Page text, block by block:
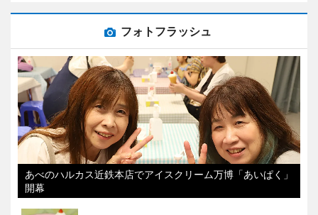
フォトフラッシュ
あべのハルカス近鉄本店でアイスクリーム万博「あいぱく」
開幕